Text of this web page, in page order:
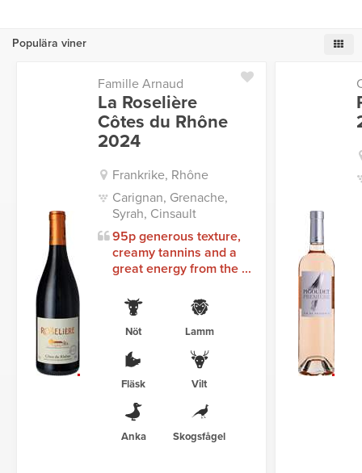
Populära viner
Famille Arnaud
La Roselière
Côtes du Rhône
2024
Frankrike, Rhône
Carignan, Grenache,
Syrah, Cinsault
95p generous texture,
creamy tannins and a
great energy from the ...
Nöt Lamm
Fläsk Vilt
Anka Skogsfågel